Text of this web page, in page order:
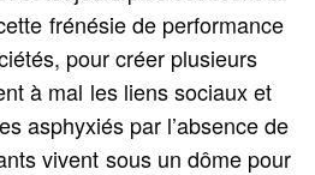
frénésie de performance
pour créer plusieurs
à mal les liens sociaux et
asphyxiés par l’absence de
vivent sous un dôme pour